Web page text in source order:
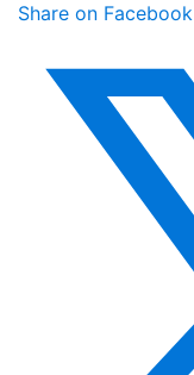
Share on Facebook